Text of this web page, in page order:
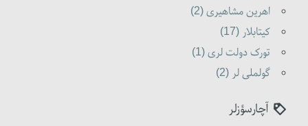
اهرین مشاهیری (2)
کیتابلار (17)
تورک دولت لری (1)
گولملی لر (2)
آچارسؤزلر